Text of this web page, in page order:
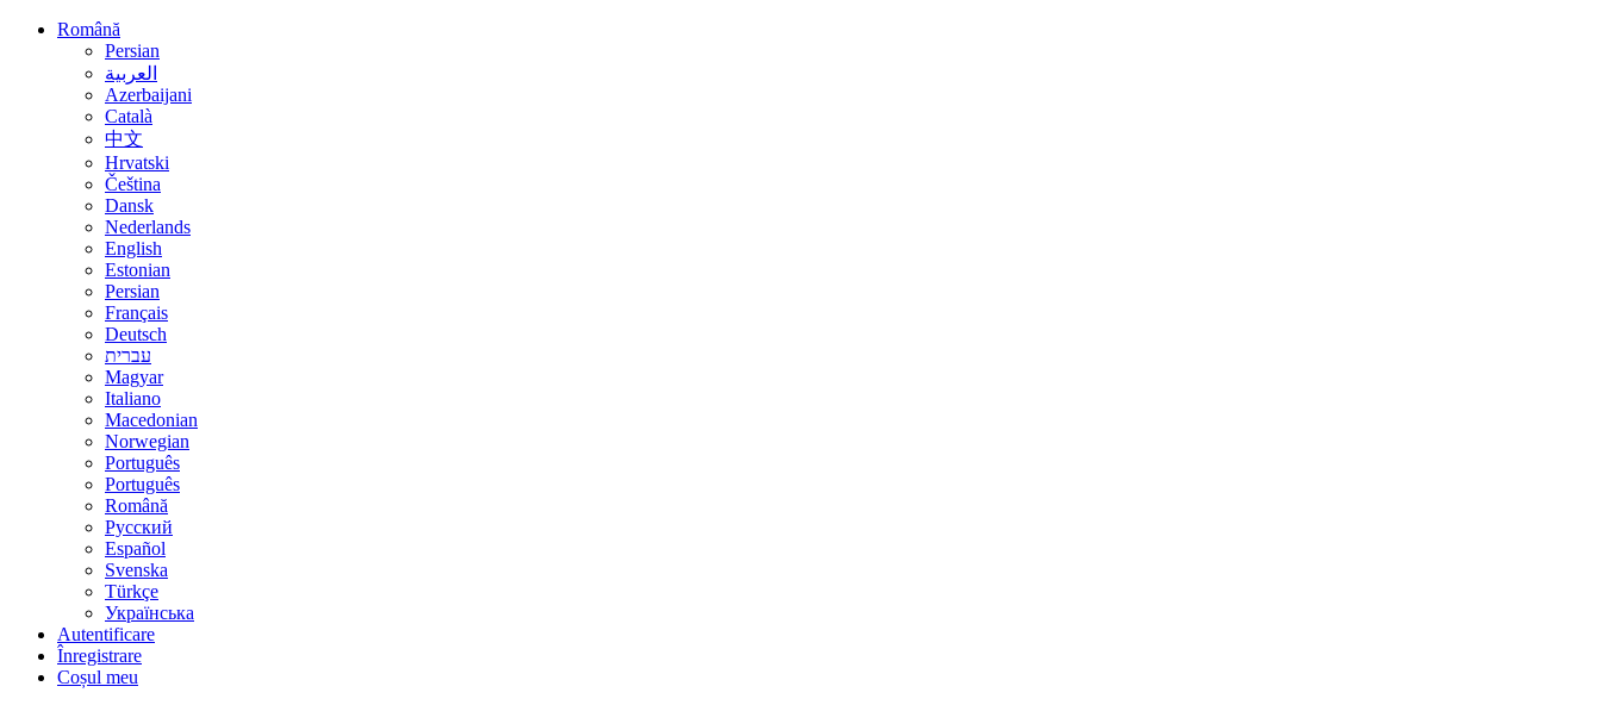
Română
Persian
العربية
Azerbaijani
Català
中文
Hrvatski
Čeština
Dansk
Nederlands
English
Estonian
Persian
Français
Deutsch
עברית
Magyar
Italiano
Macedonian
Norwegian
Português
Português
Română
Русский
Español
Svenska
Türkçe
Українська
Autentificare
Înregistrare
Coșul meu